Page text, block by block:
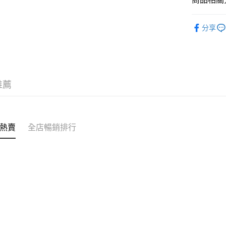
送貨方式
付款後順
分享
薦
賣 全店暢銷排行